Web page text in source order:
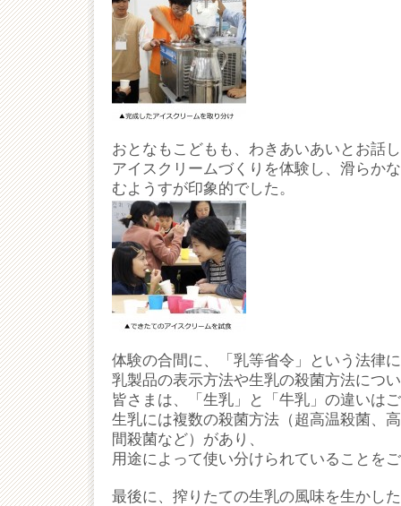
おとなもこどもも、わきあいあいとお話
アイスクリームづくりを体験し、滑らか
むようすが印象的でした。
体験の合間に、「乳等省令」という法律
乳製品の表示方法や生乳の殺菌方法につ
皆さまは、「生乳」と「牛乳」の違いは
生乳には複数の殺菌方法（超高温殺菌、
間殺菌など）があり、
用途によって使い分けられていることを
最後に、搾りたての生乳の風味を生かし